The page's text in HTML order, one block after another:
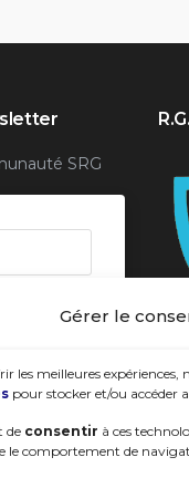
Gérer le
les meilleures expériences,
pour stocker et/ou accéder
de consentir à ces
le comportement de
SRG